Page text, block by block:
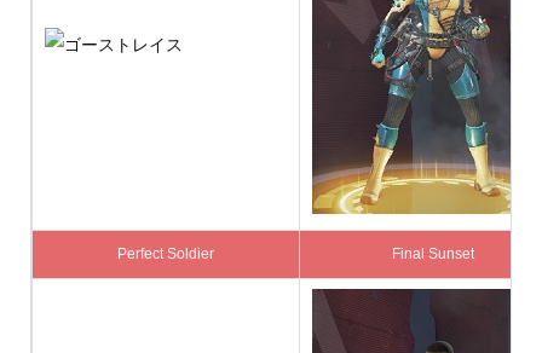
Perfect Soldier Final Sunset